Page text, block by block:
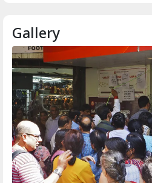
Gallery